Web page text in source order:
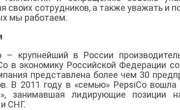
своих сотрудников, а также уважать и
мы работаем.
– крупнейший в России
в экономику Российской Федерации
представлена более чем 30
В 2011 году в «семью» PepsiCo
занимавшая лидирующие позиции
СНГ.